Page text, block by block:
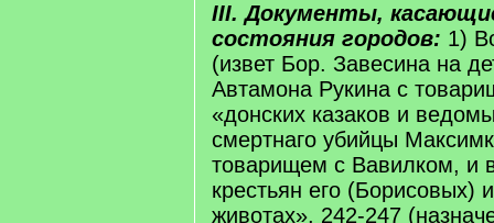
III. Документы,
состояния городов: 1)
(извет Бор. Завесина на
Автамона Рукина с
«донских казаков и
смертнаго убийцы
товарищем с Вавилком, и
крестьян его (Борисовых)
животах», 242-247